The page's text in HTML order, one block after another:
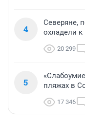
4
Северяне,
охладели
20 299
5
пляжах в
17 346